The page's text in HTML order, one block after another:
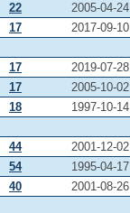
22
2005-04-24
17 2017-09-10
17
2019-07-28
17
2005-10-02
18 1997-10-14
44
2001-12-02
54
1995-04-17
40 2001-08-26